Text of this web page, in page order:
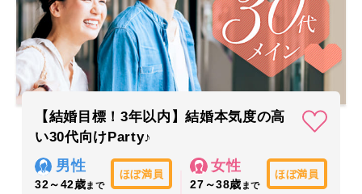
【結婚目標！3年以内】結婚本気度の高
い30代向けParty♪
男性
32～42歳まで
ほぼ満員
女性
27～38歳 まで
ほぼ満員